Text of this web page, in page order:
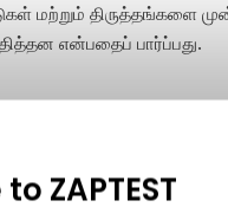
மற்றும் திருத்தங்களை
என்பதைப் பார்ப்பது.
ZAPTEST